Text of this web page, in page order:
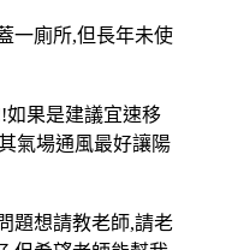
一廁所,但長年未使
果是建議宜速移
氣場通風最好讓陽
題想請教老師,請老